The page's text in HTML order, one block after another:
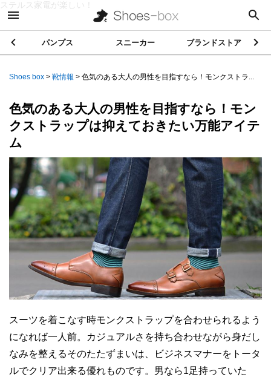
ステルス家電が楽しい！
パンプス スニーカー ブランドストア
Shoes box > 靴情報 > 色気のある大人の男性を目指すなら！モンクストラ...
色気のある大人の男性を目指すなら！モン
クストラップは抑えておきたい万能アイテ
ム
スーツを着こなす時モンクストラップを合わせられるよう
になれば一人前。カジュアルさを持ち合わせながら身だし
なみを整えるそのたたずまいは、ビジネスマナーをトータ
ルでクリア出来る優れものです。男なら1足持っていた